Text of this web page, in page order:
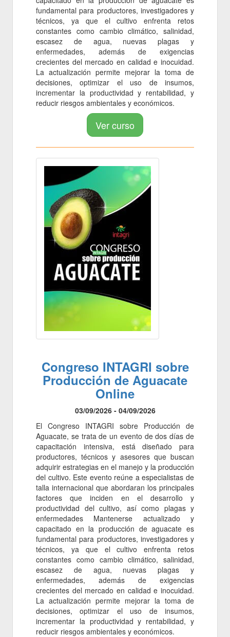
fundamental para productores, investigadores y
técnicos, ya que el cultivo enfrenta retos
constantes como cambio climático, salinidad,
escasez de agua, nuevas plagas y
enfermedades, además de exigencias
crecientes del mercado en calidad e inocuidad.
La actualización permite mejorar la toma de
decisiones, optimizar el uso de insumos,
incrementar la productividad y rentabilidad, y
reducir riesgos ambientales y económicos.
Ver curso
Congreso INTAGRI sobre
Producción de Aguacate
Online
03/09/2026 - 04/09/2026
El Congreso INTAGRI sobre Producción de
Aguacate, se trata de un evento de dos días de
capacitación intensiva, está diseñado para
productores, técnicos y asesores que buscan
adquirir estrategias en el manejo y la producción
del cultivo. Este evento reúne a especialistas de
talla internacional que abordaran los principales
factores que inciden en el desarrollo y
productividad del cultivo, así como plagas y
enfermedades Mantenerse actualizado y
capacitado en la producción de aguacate es
fundamental para productores, investigadores y
técnicos, ya que el cultivo enfrenta retos
constantes como cambio climático, salinidad,
escasez de agua, nuevas plagas y
enfermedades, además de exigencias
crecientes del mercado en calidad e inocuidad.
La actualización permite mejorar la toma de
decisiones, optimizar el uso de insumos,
incrementar la productividad y rentabilidad, y
reducir riesgos ambientales y económicos.